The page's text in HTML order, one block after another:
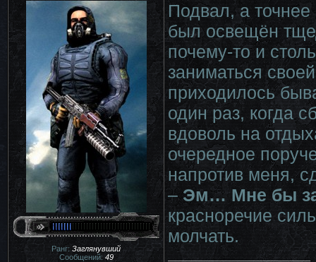
Ранг: Заглянувший
Сообщений:49
Подвал, а
был освещён
почему-то и
заниматься
приходилось
один раз, когда
вдоволь на
очередное
напротив меня,
–Эм… Мне бы
красноречие
молчать.